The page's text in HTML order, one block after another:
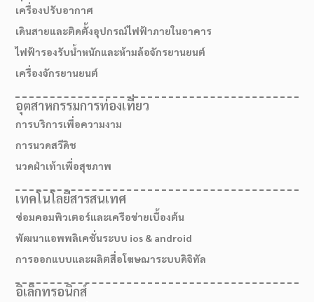
เส้นทางมาโรงเรียน
เครื่องปรับอากาศ
เดินสายและติดตั้งอุปกรณ์ไฟฟ้าภายในอาคาร
ไฟฟ้ารองรับน้ำหนักและห้ามล้อจักรยานยนต์
เครื่องจักรยานยนต์
อุตสาหกรรมการท่องเที่ยว
การบริการเพื่อความงาม
การนวดสวีดิช
นวดฝ่าเท้าเพื่อสุขภาพ
เทคโนโลยีสารสนเทศ
ซ่อมคอมพิวเตอร์และเครือข่ายเบื้องต้น
พัฒนาแอพพลิเคชั่นระบบ ios & android
การออกแบบและผลิตสื่อโฆษณาระบบดิจิทัล
อิเล็กทรอนิกส์